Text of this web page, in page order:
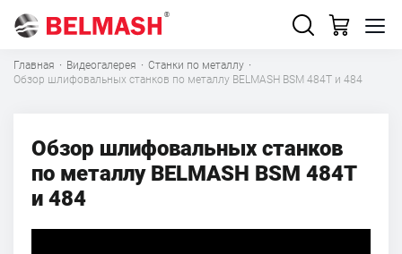
Главная · Видеогалерея · Станки по металлу ·
Обзор шлифовальных станков по металлу BELMASH BSM 484T и 484
Обзор шлифовальных станков
по металлу BELMASH BSM 484T
и 484